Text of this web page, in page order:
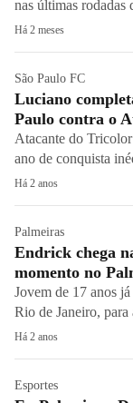
nas últimas rodadas
Há 2 meses
São Paulo FC
Luciano
Paulo contra o
Atacante do
ano de conquista
Há 2 anos
Palmeiras
Endrick chega
momento no
Jovem de 17 anos
Rio de Janeiro, para
Há 2 anos
Esportes